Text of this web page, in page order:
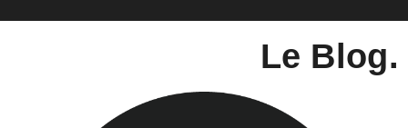
Le Blog.